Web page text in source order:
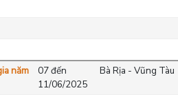
năm
07 đến
11/06/2025
Bà Rịa - Vũng Tàu